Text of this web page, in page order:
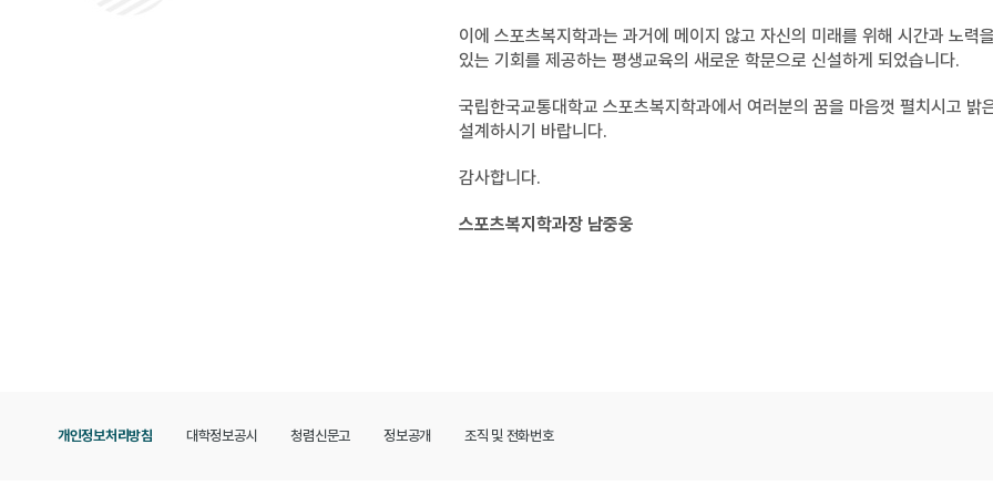
이에 스포츠복지학과는 과거에 메이지 않고 자신의 미래를 위해 시간과 노력
있는 기회를 제공하는 평생교육의 새로운 학문으로 신설하게 되었습니다.
국립한국교통대학교 스포츠복지학과에서 여러분의 꿈을 마음껏 펼치시고 밝
설계하시기 바랍니다.
감사합니다.
스포츠복지학과장 남중웅
개인정보처리방침 대학정보공시 청렴신문고 정보공개 조직 및 전화번호